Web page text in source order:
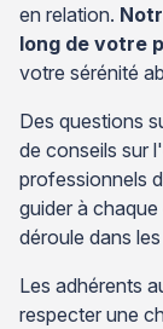
en relation.
long de votre
votre sérénité
Des questions
de conseils sur
professionnels
guider à
déroule dans
Les adhérents
respecter une